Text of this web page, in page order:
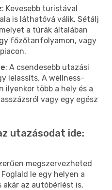
: Kevesebb turistával
is láthatóvá válik. Sétálj
a túrák általában
főzőtanfolyamon, vagy
: A csendesebb utazási
lelassíts. A wellness-
ilyenkor több a hely és a
vagy egy egész
utazásodat ide:
megszervezheted
le egy helyen a
az autóbérlést is,